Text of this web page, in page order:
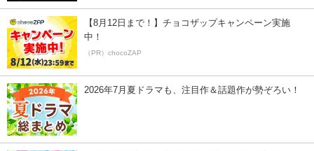
【8月12日まで！】チョコザップキャンペーン実施
中！
（PR）chocoZAP
2026年7月夏ドラマも、注目作＆話題作が勢ぞろい！